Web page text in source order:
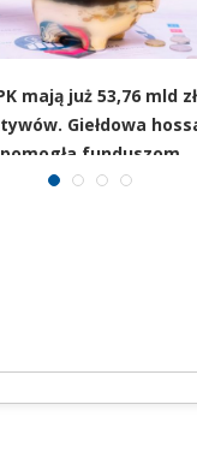
mają już 53,76 mld zł
Giełdowa
pomogła funduszom